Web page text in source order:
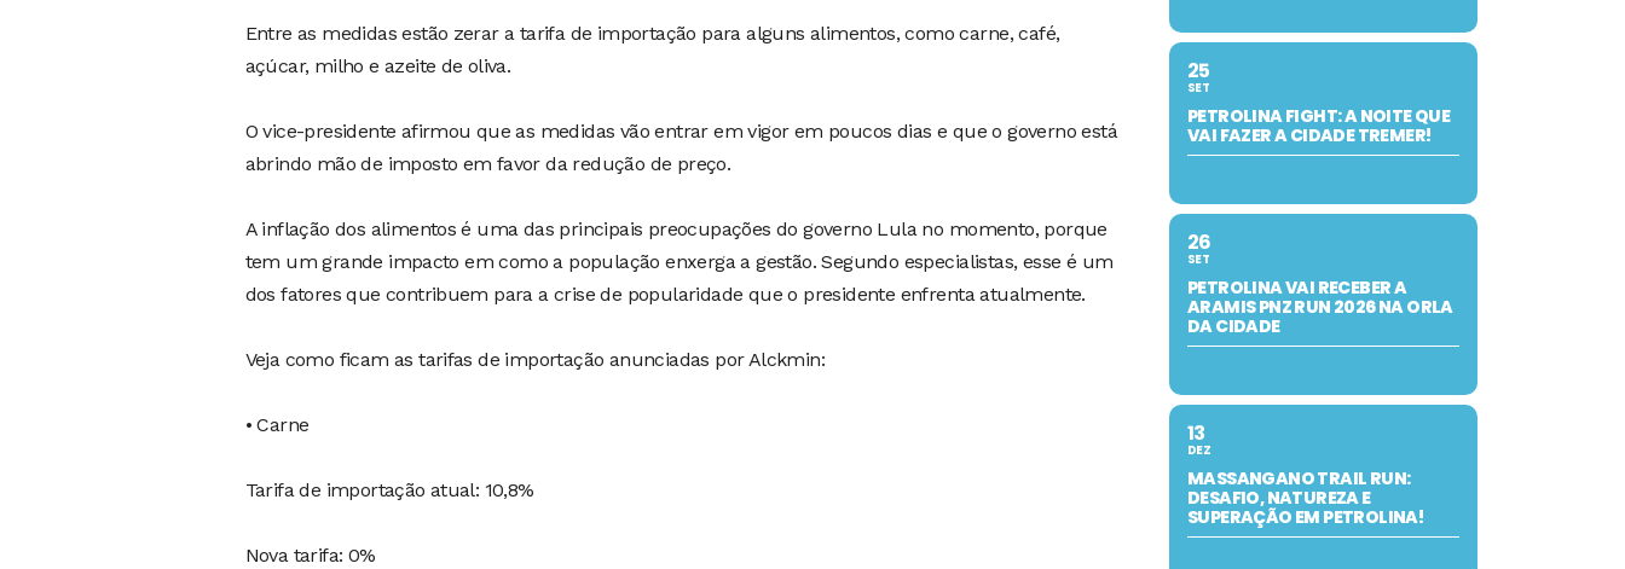
Entre as medidas estão zerar a tarifa de importação para alguns alimentos, como carne, café,
açúcar, milho e azeite de oliva.
O vice-presidente afirmou que as medidas vão entrar em vigor em poucos dias e que o governo está
abrindo mão de imposto em favor da redução de preço.
A inflação dos alimentos é uma das principais preocupações do governo Lula no momento, porque
tem um grande impacto em como a população enxerga a gestão. Segundo especialistas, esse é um
dos fatores que contribuem para a crise de popularidade que o presidente enfrenta atualmente.
Veja como ficam as tarifas de importação anunciadas por Alckmin:
• Carne
Tarifa de importação atual: 10,8%
Nova tarifa: 0%
25
SET
PETROLINA FIGHT: A NOITE QUE
VAI FAZER A CIDADE TREMER!
26
SET
PETROLINA VAI RECEBER A
ARAMIS PNZ RUN 2026 NA ORLA
DA CIDADE
13
DEZ
MASSANGANO TRAIL RUN:
DESAFIO, NATUREZA E
SUPERAÇÃO EM PETROLINA!